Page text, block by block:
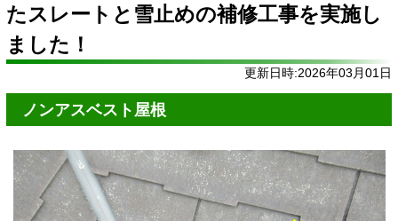
たスレートと雪止めの補修工事を実施し
ました！
更新日時:2026年03月01日
ノンアスベスト屋根